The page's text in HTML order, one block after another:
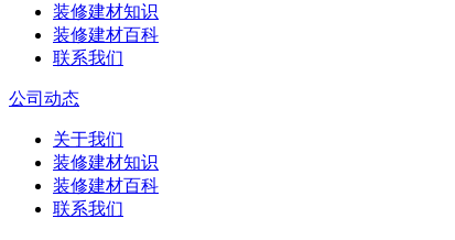
装修建材知识
装修建材百科
联系我们
公司动态
关于我们
装修建材知识
装修建材百科
联系我们